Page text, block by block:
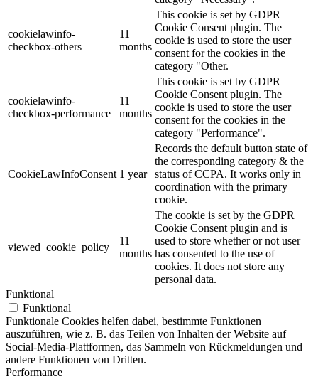
cookielawinfo-
checkbox-others
11
months
This cookie is set by GDPR
Cookie Consent plugin. The
cookie is used to store the user
consent for the cookies in the
category "Other.
cookielawinfo-
checkbox-performance
11
months
This cookie is set by GDPR
Cookie Consent plugin. The
cookie is used to store the user
consent for the cookies in the
category "Performance".
CookieLawInfoConsent 1 year
Records the default button state of
the corresponding category & the
status of CCPA. It works only in
coordination with the primary
cookie.
viewed_cookie_policy
11
months
The cookie is set by the GDPR
Cookie Consent plugin and is
used to store whether or not user
has consented to the use of
cookies. It does not store any
personal data.
Funktional
Funktional
Funktionale Cookies helfen dabei, bestimmte Funktionen
auszuführen, wie z. B. das Teilen von Inhalten der Website auf
Social-Media-Plattformen, das Sammeln von Rückmeldungen und
andere Funktionen von Dritten.
Performance